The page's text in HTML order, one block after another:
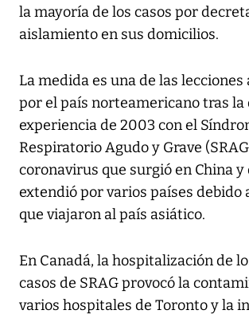
la mayoría de los casos por
aislamiento en sus domicilios.
La medida es una de las
por el país norteamericano tras
experiencia de 2003 con el
Respiratorio Agudo y Grave
coronavirus que surgió en China y
extendió por varios países debido
que viajaron al país asiático.
En Canadá, la hospitalización de
casos de SRAG provocó la
varios hospitales de Toronto y la